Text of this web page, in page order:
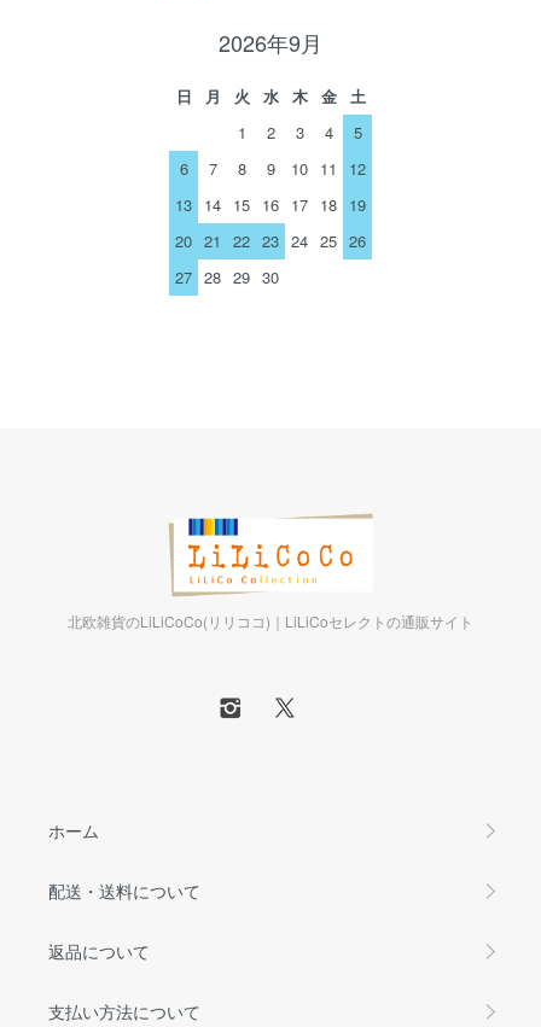
2026年9月
日 月 火 水 木 金
土
1
2 3 4
5
6
7 8 9 10 11
12
13 14 15 16 17 18 19
20 21 22 23 24 25 26
27 28 29 30
北欧雑貨のLiLiCoCo(リリココ)｜LiLiCoセレクトの通販サイト
ホーム
配送・送料について
返品について
支払い方法について